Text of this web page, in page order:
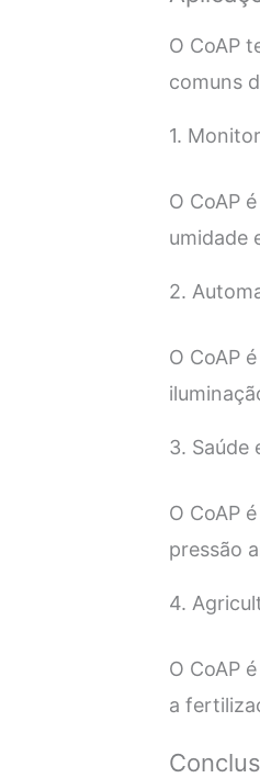
O CoAP
comuns
1.
O CoAP
umidade
2.
O CoAP
3. Saúde
O CoAP
pressão
4.
O CoAP
a